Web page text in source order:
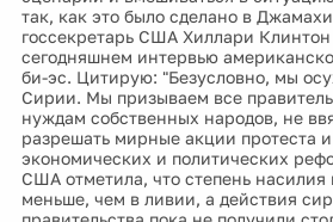
так, как это было сделано в
госсекретарь США Хиллари Клинтон
сегодняшнем интервью
би-эс. Цитирую: "Безусловно, мы
Сирии. Мы призываем все
нуждам собственных народов, не
разрешать мирные акции протеста
экономических и политических
США отметила, что степень насилия
меньше, чем в ливии, а действия